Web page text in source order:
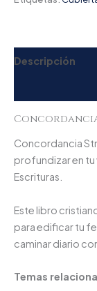
Descripción
Concordancia
profundizar en
Escrituras.
Este libro
para edificar tu
caminar diario
Temas